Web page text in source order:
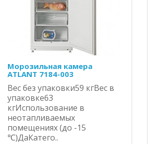
Морозильная камера
ATLANT 7184-003
Вес без упаковки59 кгВес в
упаковке63
кгИспользование в
неотапливаемых
помещениях (до -15
℃)ДаКатего..